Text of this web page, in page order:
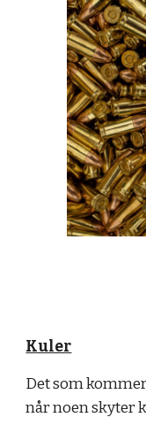
Kuler
Det som
når noen skyter